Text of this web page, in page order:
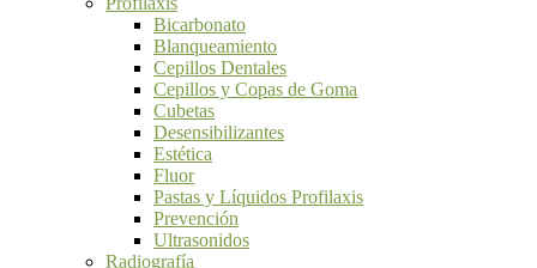
Bicarbonato
Blanqueamiento
Cepillos Dentales
Cepillos y Copas de Goma
Cubetas
Desensibilizantes
Estética
Fluor
Pastas y Líquidos Profilaxis
Prevención
Ultrasonidos
Radiografía